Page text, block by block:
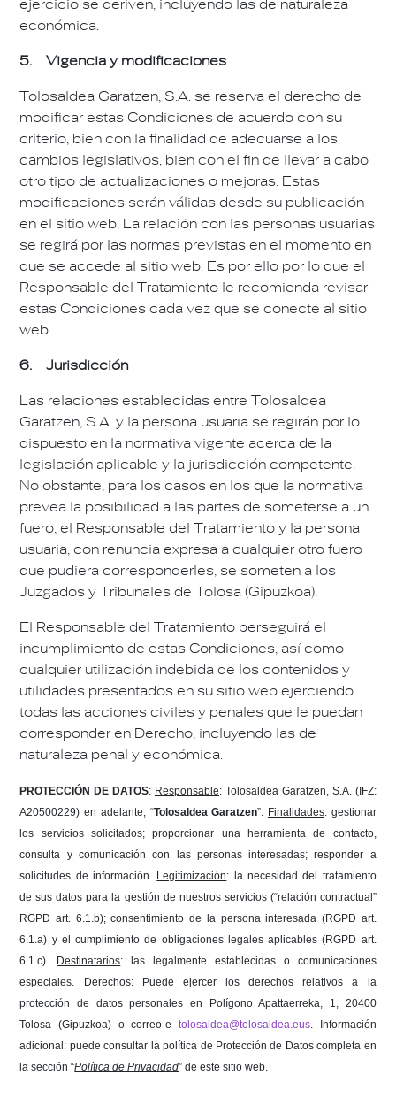
ejercicio se deriven, incluyendo las de naturaleza
económica.
5. Vigencia y modificaciones
Tolosaldea Garatzen, S.A. se reserva el derecho de
modificar estas Condiciones de acuerdo con su
criterio, bien con la finalidad de adecuarse a los
cambios legislativos, bien con el fin de llevar a cabo
otro tipo de actualizaciones o mejoras. Estas
modificaciones serán válidas desde su publicación
en el sitio web. La relación con las personas usuarias
se regirá por las normas previstas en el momento en
que se accede al sitio web. Es por ello por lo que el
Responsable del Tratamiento le recomienda revisar
estas Condiciones cada vez que se conecte al sitio
web.
6. Jurisdicción
Las relaciones establecidas entre Tolosaldea
Garatzen, S.A. y la persona usuaria se regirán por lo
dispuesto en la normativa vigente acerca de la
legislación aplicable y la jurisdicción competente.
No obstante, para los casos en los que la normativa
prevea la posibilidad a las partes de someterse a un
fuero, el Responsable del Tratamiento y la persona
usuaria, con renuncia expresa a cualquier otro fuero
que pudiera corresponderles, se someten a los
Juzgados y Tribunales de Tolosa (Gipuzkoa).
El Responsable del Tratamiento perseguirá el
incumplimiento de estas Condiciones, así como
cualquier utilización indebida de los contenidos y
utilidades presentados en su sitio web ejerciendo
todas las acciones civiles y penales que le puedan
corresponder en Derecho, incluyendo las de
naturaleza penal y económica.
PROTECCIÓN DE DATOS: Responsable: Tolosaldea Garatzen, S.A. (IFZ:
A20500229) en adelante, “Tolosaldea Garatzen”. Finalidades: gestionar
los servicios solicitados; proporcionar una herramienta de contacto,
consulta y comunicación con las personas interesadas; responder a
solicitudes de información. Legitimización: la necesidad del tratamiento
de sus datos para la gestión de nuestros servicios (“relación contractual”
RGPD art. 6.1.b); consentimiento de la persona interesada (RGPD art.
6.1.a) y elcumplimiento de obligaciones legales aplicables (RGPD art.
6.1.c).
Destinatarios: las legalmente establecidas o comunicaciones
especiales.
Derechos: Puede ejercer los derechos relativos a la
protección de datos personales en Polígono Apattaerreka, 1, 20400
Tolosa (Gipuzkoa) o correo-e tolosaldea@tolosaldea.eus. Información
adicional: puede consultar la política de Protección de Datos completa en
la sección “Política de Privacidad” de este sitio web.